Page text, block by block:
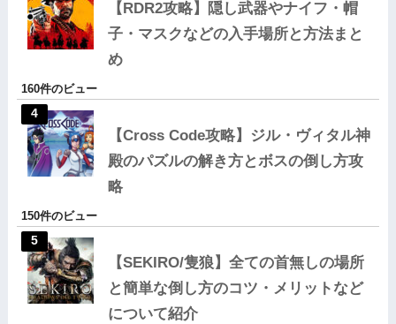
【RDR2攻略】隠し武器やナイフ・帽
子・マスクなどの入手場所と方法まと
め
160件のビュー
【Cross Code攻略】ジル・ヴィタル神
殿のパズルの解き方とボスの倒し方攻
略
150件のビュー
【SEKIRO/隻狼】全ての首無しの場所
と簡単な倒し方のコツ・メリットなど
について紹介